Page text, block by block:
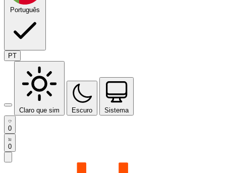
Português
PT
Claro que sim Escuro Sistema
0
0